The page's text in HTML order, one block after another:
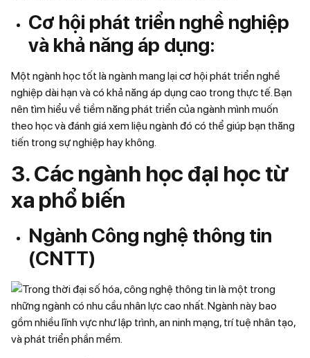
Cơ hội phát triển nghề nghiệp
và khả năng áp dụng:
Một ngành học tốt là ngành mang lại cơ hội phát triển nghề
nghiệp dài hạn và có khả năng áp dụng cao trong thực tế. Bạn
nên tìm hiểu về tiềm năng phát triển của ngành mình muốn
theo học và đánh giá xem liệu ngành đó có thể giúp bạn thăng
tiến trong sự nghiệp hay không.
3. Các ngành học đại học từ
xa phổ biến
Ngành Công nghệ thông tin
(CNTT)